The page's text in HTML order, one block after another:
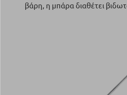
βάρη, η μπάρα διαθέτει